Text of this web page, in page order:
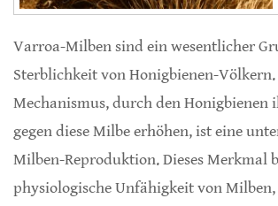
Varroa-Milben sind ein wesentlicher
Sterblichkeit von Honigbienen-
Mechanismus, durch den Honigbienen
gegen diese Milbe erhöhen, ist eine
Milben-Reproduktion. Dieses Merkmal
physiologische Unfähigkeit von Milben,